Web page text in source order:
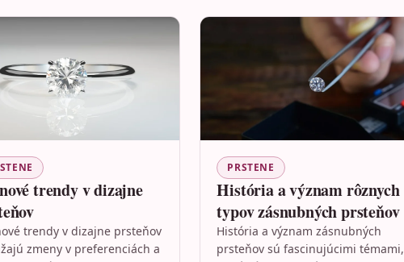
trendy v dizajne
trendy v dizajne prsteňov
zmeny v preferenciách a
PRSTENE
História a význam rôznych
typov zásnubných prsteňov
História a význam zásnubných
prsteňov sú fascinujúcimi témami,